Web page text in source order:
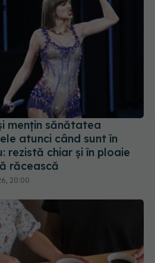
mențin sănătatea
atunci când sunt în
rezistă chiar și în ploaie
răcească
20:00